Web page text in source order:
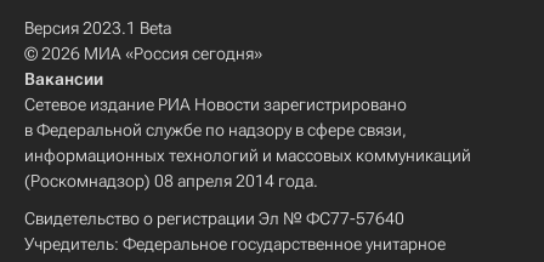
Версия 2023.1 Beta
© 2026 МИА «Россия сегодня»
Вакансии
Сетевое издание РИА Новости зарегистрировано
в Федеральной службе по надзору в сфере связи,
информационных технологий и массовых коммуникаций
(Роскомнадзор) 08 апреля 2014 года.
Свидетельство о регистрации Эл № ФС77-57640
Учредитель: Федеральное государственное унитарное